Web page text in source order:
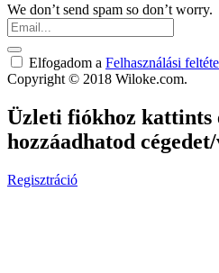
We don’t send spam so don’t worry.
Elfogadom a Felhasználási
Copyright © 2018 Wiloke.com.
Üzleti fiókhoz kattints
hozzáadhatod
Regisztráció